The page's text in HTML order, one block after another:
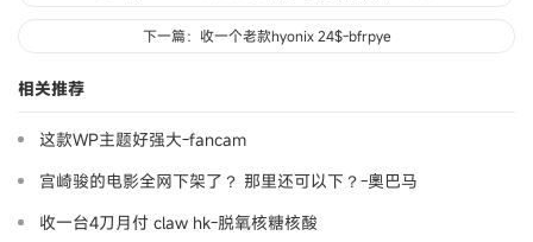
下一篇：收一个老款hyonix 24$-bfrpye
相关推荐
这款WP主题好强大-fancam
宫崎骏的电影全网下架了？ 那里还可以下？-奧巴马
收一台4刀月付 claw hk-脱氧核糖核酸